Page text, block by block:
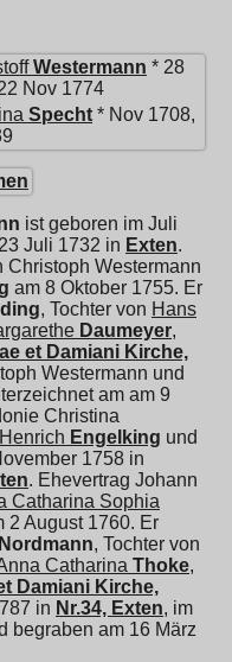
Westermann * 28
Nov 1774
Specht * Nov 1708,
ist geboren im Juli
Juli 1732 in Exten.
Westermann
am 8 Oktober 1755. Er
, Tochter von Hans
Daumeyer,
et Damiani Kirche,
Westermann und
am am 9
Christina
Engelking und
1758 in
. Ehevertrag Johann
Catharina Sophia
2 August 1760. Er
Nordmann, Tochter von
Catharina Thoke,
Damiani Kirche,
in Nr.34, Exten, im
begraben am 16 März